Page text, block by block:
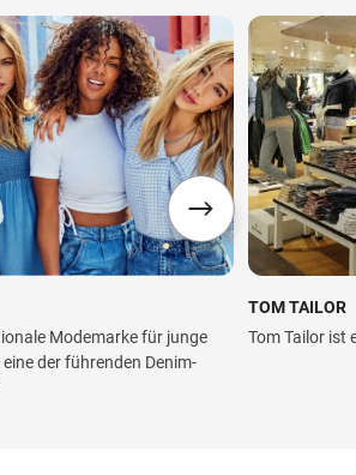
Modemarke für junge
der führenden Denim-
TOM TAILOR
Tom Tailor ist